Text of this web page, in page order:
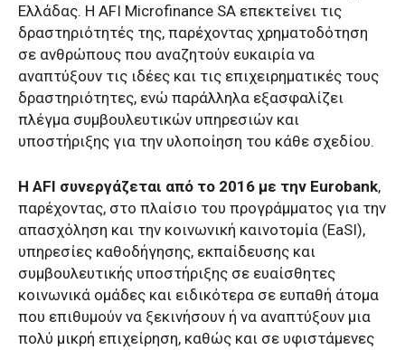
Ελλάδας. Η AFI Microfinance SA επεκτείνει τις
δραστηριότητές της, παρέχοντας χρηματοδότηση
σε ανθρώπους που αναζητούν ευκαιρία να
αναπτύξουν τις ιδέες και τις επιχειρηματικές τους
δραστηριότητες, ενώ παράλληλα εξασφαλίζει
πλέγμα συμβουλευτικών υπηρεσιών και
υποστήριξης για την υλοποίηση του κάθε σχεδίου.
Η AFI συνεργάζεται από το 2016 με την Eurobank,
παρέχοντας, στο πλαίσιο του προγράμματος για την
απασχόληση και την κοινωνική καινοτομία (EaSI),
υπηρεσίες καθοδήγησης, εκπαίδευσης και
συμβουλευτικής υποστήριξης σε ευαίσθητες
κοινωνικά ομάδες και ειδικότερα σε ευπαθή άτομα
που επιθυμούν να ξεκινήσουν ή να αναπτύξουν μια
πολύ μικρή επιχείρηση, καθώς και σε υφιστάμενες